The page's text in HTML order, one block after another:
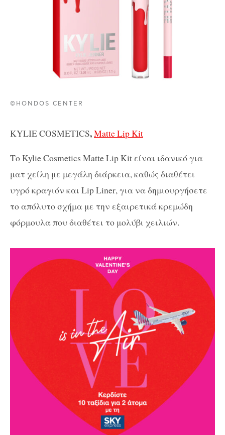
©HONDOS CENTER
KYLIE COSMETICS,Matte Lip Kit
ΤοKylie Cosmetics Matte Lip Kitείναι ιδανικό για
ματ χείλη με μεγάλη διάρκεια, καθώς διαθέτει
υγρό κραγιόν και Lip Liner, για ναδημιουργήσετε
το απόλυτο σχήμα με την εξαιρετικά κρεμώδη
φόρμουλα που διαθέτει το μολύβι χειλιών.